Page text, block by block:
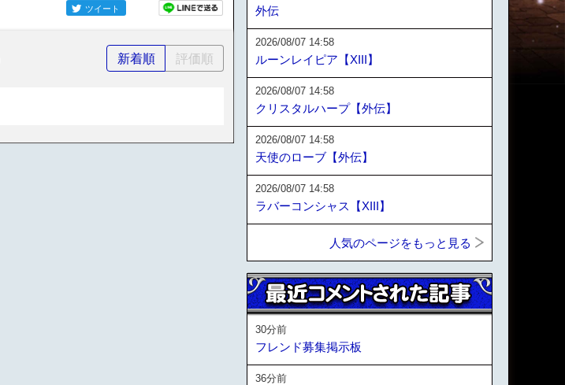
ツイート
新着順 評価順
外伝
2026/08/07 14:58
ルーンレイピア【XIII】
2026/08/07 14:58
クリスタルハープ【外伝】
2026/08/07 14:58
天使のローブ【外伝】
2026/08/07 14:58
ラバーコンシャス【XIII】
人気のページをもっと見る
30分前
フレンド募集掲示板
36分前